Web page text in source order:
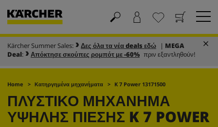
Καλάθι
Αγαπημένα
Kärcher Summer Sales: Δες όλα τα νέα deals εδώ | MEGA
Deal: Απόκτησε σκούπες ρομπότ με -60% πριν εξαντληθούν!
Home Κατηργημένα μηχανήματα K 7 Power 13171500
ΠΛΥΣΤΙΚΌ ΜΗΧΆΝΗΜΑ
ΥΨΗΛΉΣ ΠΊΕΣΗΣ K 7 POWER